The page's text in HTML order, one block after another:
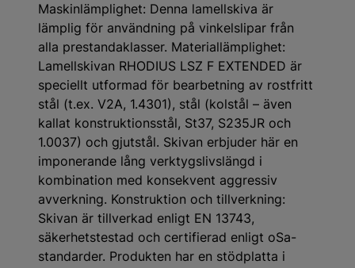
Maskinlämplighet: Denna lamellskiva är
lämplig för användning på vinkelslipar från
alla prestandaklasser. Materiallämplighet:
Lamellskivan RHODIUS LSZ F EXTENDED är
speciellt utformad för bearbetning av rostfritt
stål (t.ex. V2A, 1.4301), stål (kolstål – även
kallat konstruktionsstål, St37, S235JR och
1.0037) och gjutstål. Skivan erbjuder här en
imponerande lång verktygslivslängd i
kombination med konsekvent aggressiv
avverkning. Konstruktion och tillverkning:
Skivan är tillverkad enligt EN 13743,
säkerhetstestad och certifierad enligt oSa-
standarder. Produkten har en stödplatta i